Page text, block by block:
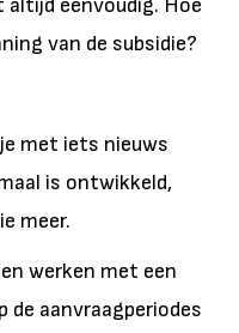
altijd eenvoudig. Hoe
van de subsidie?
met iets nieuws
is ontwikkeld,
meer.
werken met een
de aanvraagperiodes